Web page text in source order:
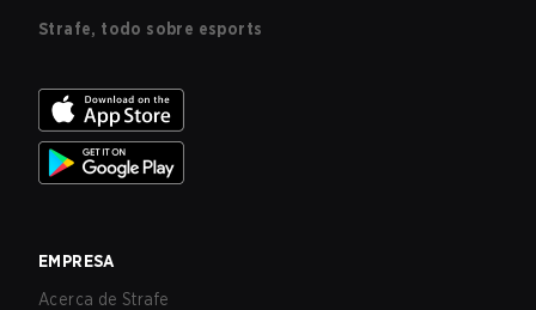
Strafe, todo sobre esports
EMPRESA
Acerca de Strafe